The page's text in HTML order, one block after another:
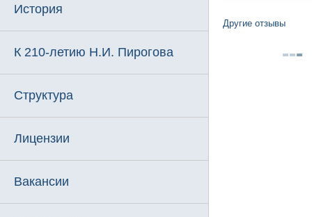
История
К 210-летию Н.И. Пирогова
Структура
Лицензии
Вакансии
Другие отзывы